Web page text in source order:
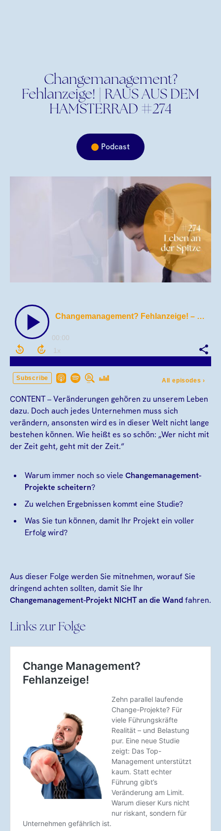
Changemanagement?
Fehlanzeige! | RAUS AUS DEM
HAMSTERRAD #274
Podcast
CONTENT – Veränderungen gehören zu unserem Leben
dazu. Doch auch jedes Unternehmen muss sich
verändern, ansonsten wird es in dieser Welt nicht lange
bestehen können. Wie heißt es so schön: „Wer nicht mit
der Zeit geht, geht mit der Zeit.“
Warum immer noch so viele Changemanagement-
Projekte scheitern?
Zu welchen Ergebnissen kommt eine Studie?
Was Sie tun können, damit Ihr Projekt ein voller
Erfolg wird?
Aus dieser Folge werden Sie mitnehmen, worauf Sie
dringend achten sollten, damit Sie Ihr
Changemanagement-Projekt NICHT an die Wandfahren.
Links zur Folge